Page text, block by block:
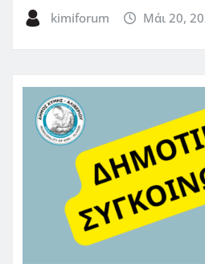
kimiforum Μάι 20,